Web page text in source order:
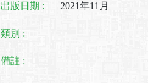
出版日期 : 2021年11月
類別 :
備註 :